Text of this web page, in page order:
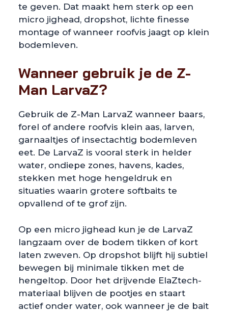
te geven. Dat maakt hem sterk op een
micro jighead, dropshot, lichte finesse
montage of wanneer roofvis jaagt op klein
bodemleven.
Wanneer gebruik je de Z-
Man LarvaZ?
Gebruik de Z-Man LarvaZ wanneer baars,
forel of andere roofvis klein aas, larven,
garnaaltjes of insectachtig bodemleven
eet. De LarvaZ is vooral sterk in helder
water, ondiepe zones, havens, kades,
stekken met hoge hengeldruk en
situaties waarin grotere softbaits te
opvallend of te grof zijn.
Op een micro jighead kun je de LarvaZ
langzaam over de bodem tikken of kort
laten zweven. Op dropshot blijft hij subtiel
bewegen bij minimale tikken met de
hengeltop. Door het drijvende ElaZtech-
materiaal blijven de pootjes en staart
actief onder water, ook wanneer je de bait